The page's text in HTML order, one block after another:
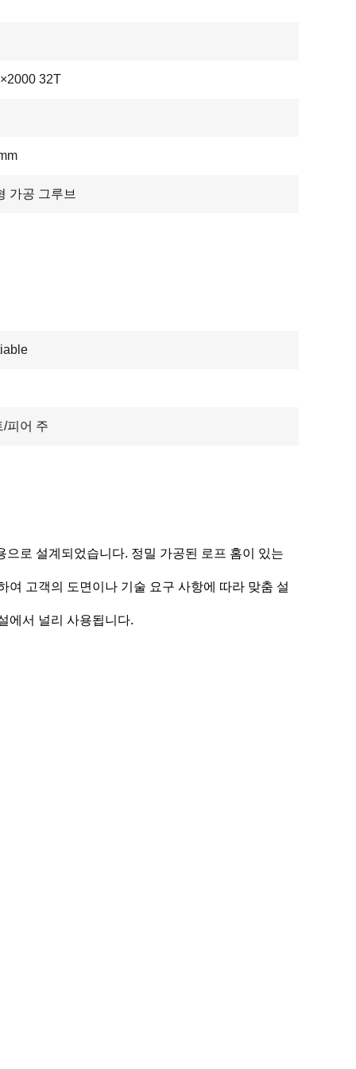
32T
가공 그루브
/피어 주
로 설계되었습니다. 정밀 가공된 로프 홈이 있는
고객의 도면이나 기술 요구 사항에 따라 맞춤 설
에서 널리 사용됩니다.